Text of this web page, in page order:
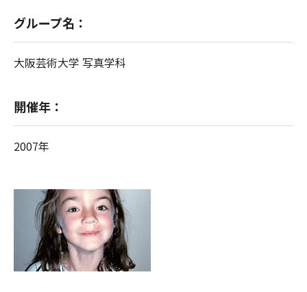
グループ名：
大阪芸術大学 写真学科
開催年：
2007年